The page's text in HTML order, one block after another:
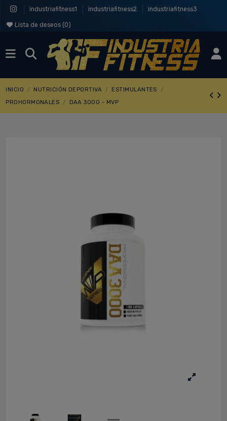
industriafitness1 industriafitness2 industriafitness3
Lista de deseos (0)
INICIO NUTRICIÓN DEPORTIVA
ESTIMULANTES
PROHORMONALES
DAA 3000 - MVP